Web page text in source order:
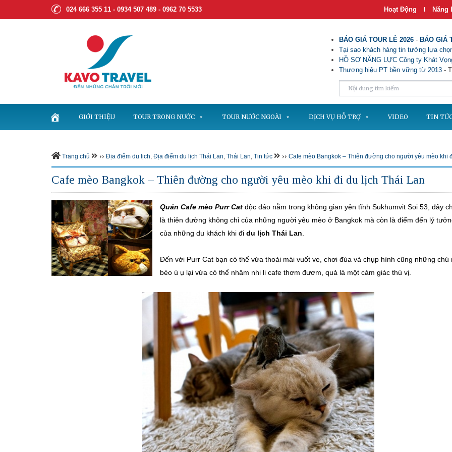
024 666 355 11 - 0934 507 489 - 0962 70 5533 Hoạt Động | Năng
BÁO GIÁ TOUR LẺ 2026 - BÁO GIÁ
Tại sao khách hàng tin tưởng lựa
HỒ SƠ NĂNG LỰC Công ty Khát
Thương hiệu PT bền vững từ 2013 -
GIỚI THIỆU TOUR TRONG NƯỚC TOUR NƯỚC NGOÀI DỊCH VỤ HỖ TRỢ VIDEO TIN
Trang chủ ›› Địa điểm du lịch, Địa điểm du lịch Thái Lan, Thái Lan, Tin tức ›› Cafe mèo Bangkok – Thiên đường cho người yêu mèo khi
Cafe mèo Bangkok – Thiên đường cho người yêu mèo khi đi du lịch Thái Lan
Quán Cafe mèo Purr Cat độc đáo nằm trong không gian yên tĩnh Sukhumvit Soi 53, đây
là thiên đường không chỉ của những người yêu mèo ở Bangkok mà còn là điểm đến lý
của những du khách khi đi du lịch Thái Lan
Đến với Purr Cat bạn có thể vừa thoải mái vuốt ve, chơi đùa và chụp hình cũng những chú
béo ú ụ lại vừa có thể nhâm nhi li cafe thơm đươm, quả là một cảm giác thú vị.